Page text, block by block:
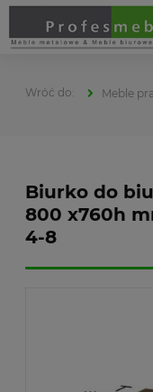
Meble
Biurko do
800 x760h
4-8